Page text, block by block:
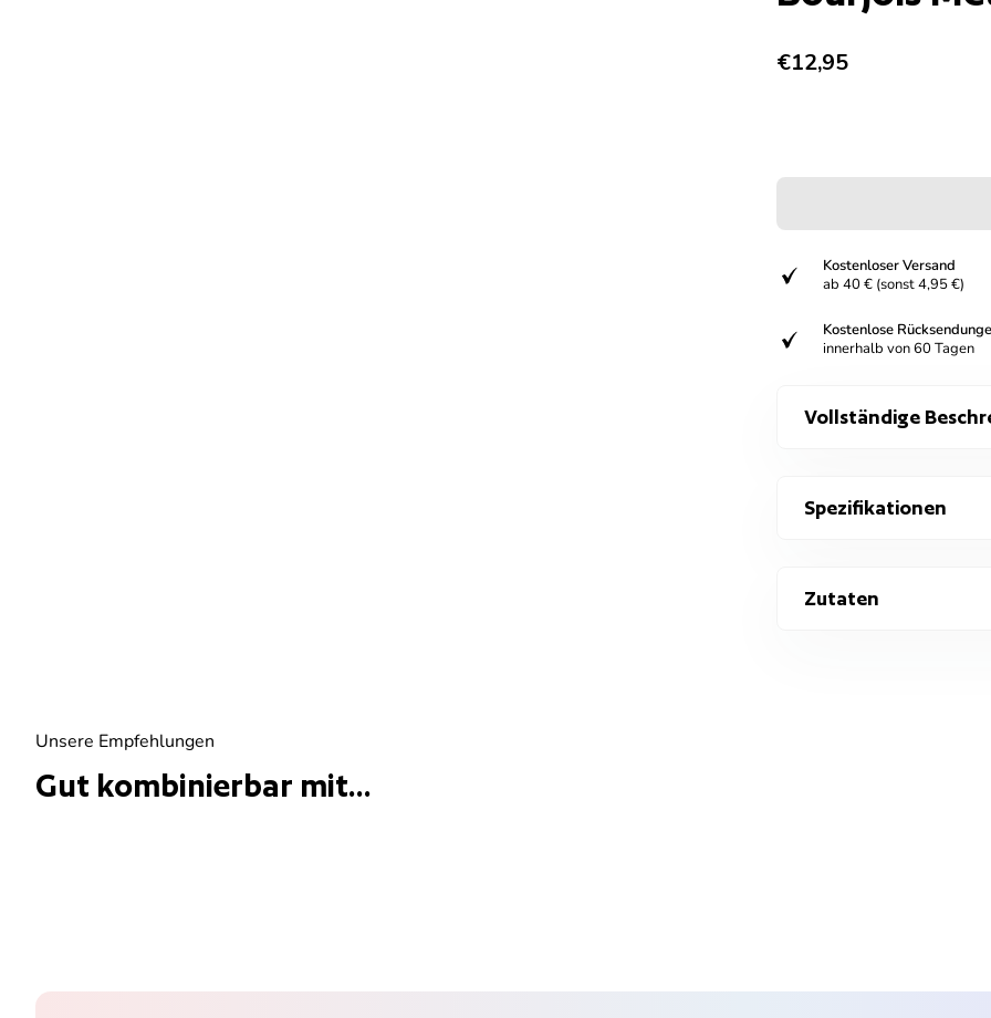
Regulärer Preis
€12,95
verifiziert
Kostenloser Versand
ab 40 € (sonst 4,95 €)
verifiziert
Kostenlose
innerhalb von 60 Tagen
Vollständige
Spezifikationen
Zutaten
Unsere Empfehlungen
Gut kombinierbar mit...